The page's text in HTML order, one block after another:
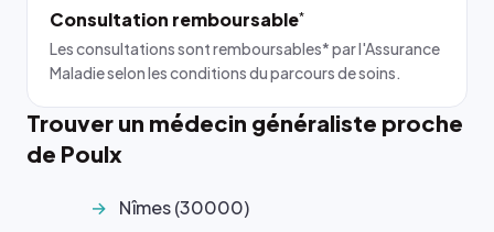
Consultation remboursable*
Les consultations sont remboursables* par l'Assurance
Maladie selon les conditions du parcours de soins.
Trouver un médecin généraliste proche
de Poulx
Nîmes (30000)